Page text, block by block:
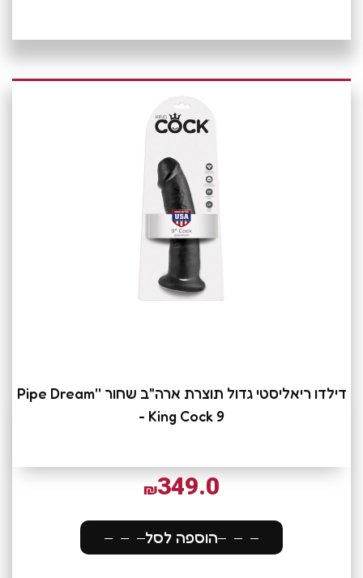
דילדו ריאליסטי גדול תוצרת ארה"ב שחור ''Pipe Dream
- King Cock 9
₪349.0
הוספה לסל